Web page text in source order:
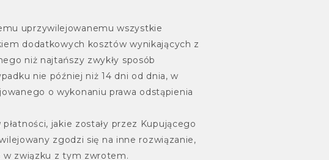
uprzywilejowanemu wszystkie
dodatkowych kosztów wynikających z
niż najtańszy zwykły sposób
nie później niż 14 dni od dnia, w
o wykonaniu prawa odstąpienia
jakie zostały przez Kupującego
zgodzi się na inne rozwiązanie,
w związku z tym zwrotem.